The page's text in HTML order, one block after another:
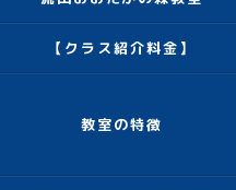
【クラス紹介料金】
教室の特徴